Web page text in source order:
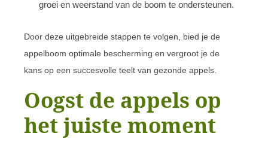
groei en weerstand van de boom te ondersteunen.
Door deze uitgebreide stappen te volgen, bied je de
appelboom optimale bescherming en vergroot je de
kans op een succesvolle teelt van gezonde appels.
Oogst de appels op
het juiste moment